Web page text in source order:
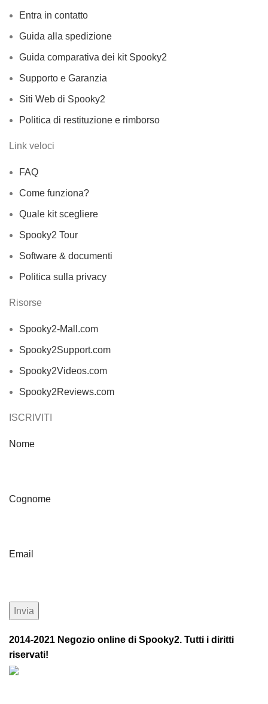
Entra in contatto
Guida alla spedizione
Guida comparativa dei kit Spooky2
Supporto e Garanzia
Siti Web di Spooky2
Politica di restituzione e rimborso
Link veloci
FAQ
Come funziona?
Quale kit scegliere
Spooky2 Tour
Software & documenti
Politica sulla privacy
Risorse
Spooky2-Mall.com
Spooky2Support.com
Spooky2Videos.com
Spooky2Reviews.com
ISCRIVITI
Nome
Cognome
Email
2014-2021 Negozio online di Spooky2. Tutti i diritti
riservati!